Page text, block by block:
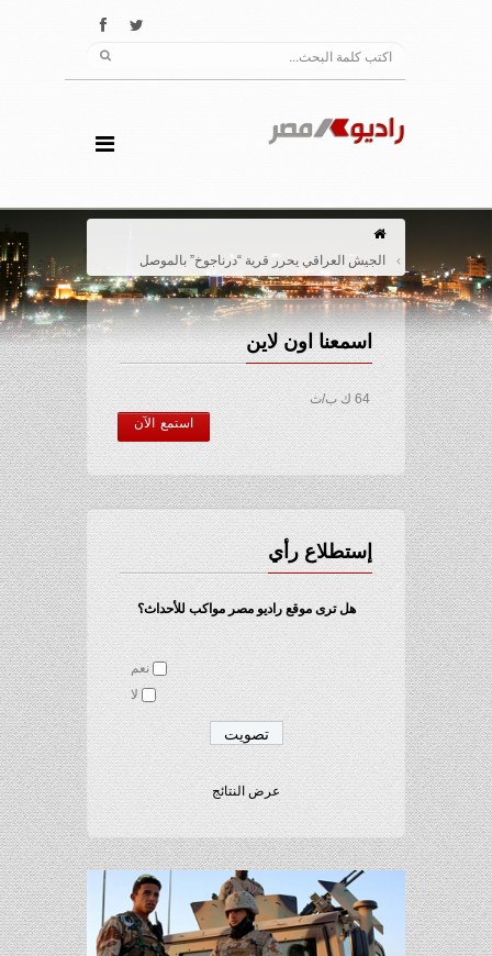
الجيش العراقي يحرر قرية “درناجوخ” بالموصل
اسمعنا اون لاين
64 ك ب/ث
استمع الآن
إستطلاع رأي
هل ترى موقع راديو مصر مواكب للأحداث؟
نعم
لا
عرض النتائج